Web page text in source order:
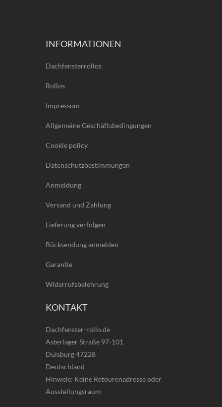
INFORMATIONEN
Dachfensterrollos
Rollos
Impressum
Allgemeine Geschäftsbedingungen
Cookie policy
Datenschutzbestimmungen
Anmeldung
Versand und Zahlung
Lieferung verfolgen
Rücksendung anmelden
Garantie
Widerrufsbelehrung
KONTAKT
Dachfenster-rollo.de
Asterlager Straße 97-101
Duisburg 47228
Deutschland
Hinweis: Keine Retourenadresse oder
Ausstellungsraum